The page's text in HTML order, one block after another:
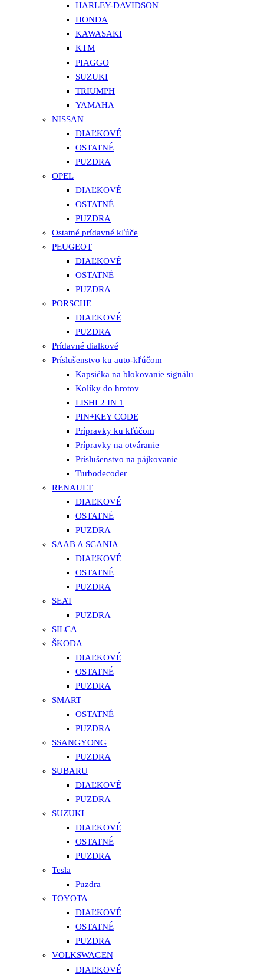
HARLEY-DAVIDSON
HONDA
KAWASAKI
KTM
PIAGGO
SUZUKI
TRIUMPH
YAMAHA
NISSAN
DIAĽKOVÉ
OSTATNÉ
PUZDRA
OPEL
DIAĽKOVÉ
OSTATNÉ
PUZDRA
Ostatné prídavné kľúče
PEUGEOT
DIAĽKOVÉ
OSTATNÉ
PUZDRA
PORSCHE
DIAĽKOVÉ
PUZDRA
Prídavné dialkové
Príslušenstvo ku auto-kľúčom
Kapsička na blokovanie signálu
Kolíky do hrotov
LISHI 2 IN 1
PIN+KEY CODE
Prípravky ku kľúčom
Prípravky na otváranie
Príslušenstvo na pájkovanie
Turbodecoder
RENAULT
DIAĽKOVÉ
OSTATNÉ
PUZDRA
SAAB A SCANIA
DIAĽKOVÉ
OSTATNÉ
PUZDRA
SEAT
PUZDRA
SILCA
ŠKODA
DIAĽKOVÉ
OSTATNÉ
PUZDRA
SMART
OSTATNÉ
PUZDRA
SSANGYONG
PUZDRA
SUBARU
DIAĽKOVÉ
PUZDRA
SUZUKI
DIAĽKOVÉ
OSTATNÉ
PUZDRA
Tesla
Puzdra
TOYOTA
DIAĽKOVÉ
OSTATNÉ
PUZDRA
VOLKSWAGEN
DIAĽKOVÉ